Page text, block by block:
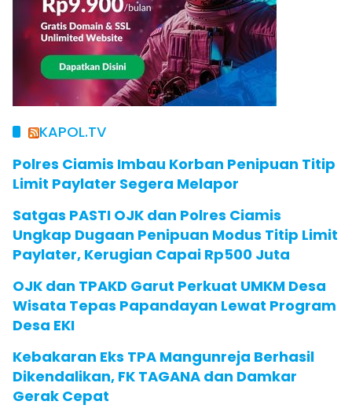
KAPOL.TV
Polres Ciamis Imbau Korban Penipuan Titip
Limit Paylater Segera Melapor
Satgas PASTI OJK dan Polres Ciamis
Ungkap Dugaan Penipuan Modus Titip Limit
Paylater, Kerugian Capai Rp500 Juta
OJK dan TPAKD Garut Perkuat UMKM Desa
Wisata Tepas Papandayan Lewat Program
Desa EKI
Kebakaran Eks TPA Mangunreja Berhasil
Dikendalikan, FK TAGANA dan Damkar
Gerak Cepat